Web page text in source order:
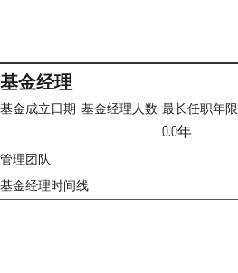
基金经理
基金成立日期 基金经理人数 最长任职年限
0.0年
管理团队
基金经理时间线